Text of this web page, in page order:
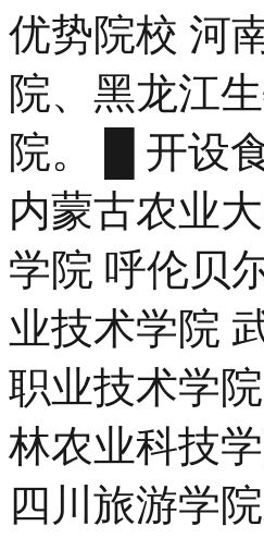
优势院校 河
院、黑龙江
院。 █ 开设
内蒙古农业
学院 呼伦贝
业技术学院
职业技术学
林农业科技
四川旅游学